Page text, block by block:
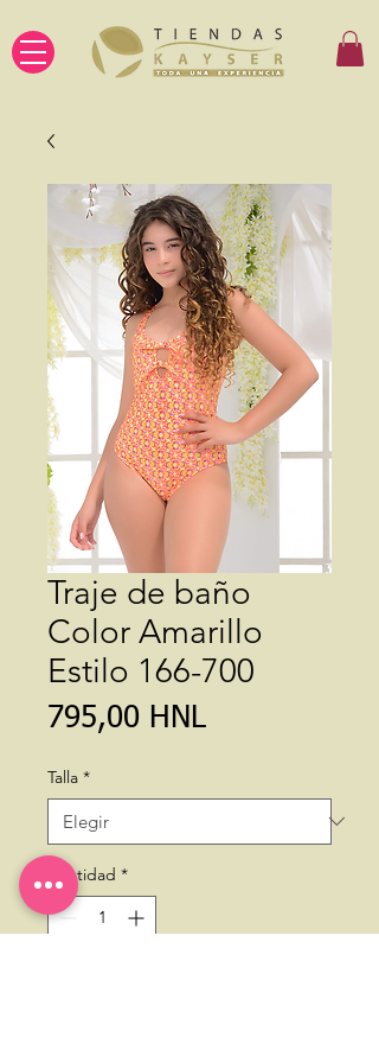
Traje de baño
Color Amarillo
Estilo 166-700
795,00 HNLPrecio
Talla *
Cantidad *